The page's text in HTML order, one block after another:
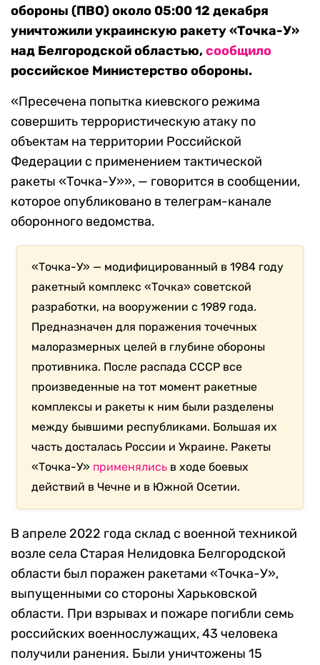
обороны (ПВО) около 05:00 12 декабря
уничтожили украинскую ракету «Точка-У»
над Белгородской областью,сообщило
российское Министерство обороны.
«Пресечена попытка киевского режима
совершить террористическую атаку по
объектам на территории Российской
Федерации с применением тактической
ракеты «Точка-У»», — говорится в сообщении,
которое опубликовано в телеграм-канале
оборонного ведомства.
«Точка-У» — модифицированный в 1984 году
ракетный комплекс «Точка» советской
разработки, на вооружении с 1989 года.
Предназначен для поражения точечных
малоразмерных целей в глубине обороны
противника. После распада СССР все
произведенные на тот момент ракетные
комплексы и ракеты к ним были разделены
между бывшими республиками. Большая их
часть досталась России и Украине. Ракеты
«Точка-У» применялись в ходе боевых
действий в Чечне и в Южной Осетии.
В апреле 2022 года склад с военной техникой
возле села Старая Нелидовка Белгородской
области был поражен ракетами «Точка-У»,
выпущенными со стороны Харьковской
области. При взрывах и пожаре погибли семь
российских военнослужащих, 43 человека
получили ранения. Были уничтожены 15